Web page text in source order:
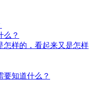
么？
怎样的，看起来又是怎样
要知道什么？